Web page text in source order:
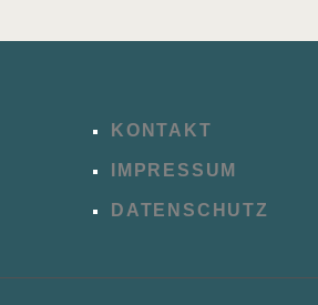
KONTAKT
IMPRESSUM
DATENSCHUTZ